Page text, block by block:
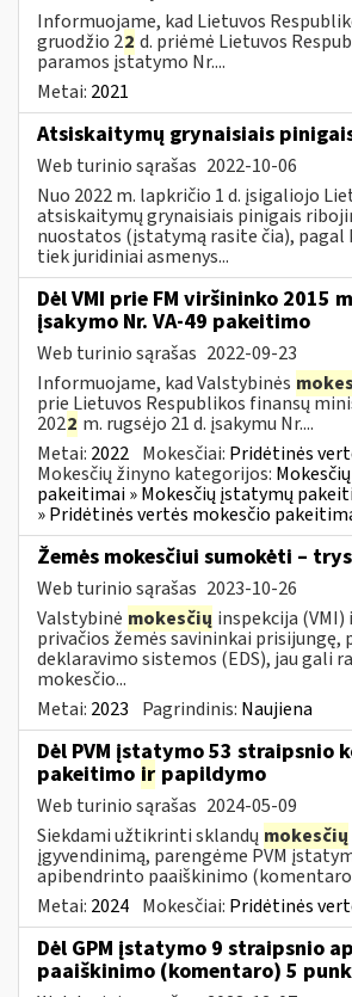
Informuojame, kad Lietuvos
gruodžio 22 d. priėmė Lietuvos
paramos įstatymo Nr....
Metai: 2021
Atsiskaitymų grynaisiais
Web turinio sąrašas 2022-10-06
Nuo 2022 m. lapkričio 1 d. įsigaliojo
atsiskaitymų grynaisiais pinigais
nuostatos (įstatymą rasite čia), pagal
tiek juridiniai asmenys...
Dėl VMI prie FM viršininko 2015
įsakymo Nr. VA-49 pakeitimo
Web turinio sąrašas 2022-09-23
Informuojame, kad Valstybinės
prie Lietuvos Respublikos finansų
2022 m. rugsėjo 21 d. įsakymu Nr....
Metai: 2022 Mokesčiai: Pridėtinės
Mokesčių žinyno kategorijos:
pakeitimai » Mokesčių įstatymų
» Pridėtinės vertės mokesčio
Žemės mokesčiui sumokėti –
Web turinio sąrašas 2023-10-26
Valstybinė mokesčių inspekcija
privačios žemės savininkai
deklaravimo sistemos (EDS), jau gali
mokesčio...
Metai: 2023 Pagrindinis: Naujiena
Dėl PVM įstatymo 53 straipsnio
pakeitimo ir papildymo
Web turinio sąrašas 2024-05-09
Siekdami užtikrinti sklandų mokesčių
įgyvendinimą, parengėme PVM
apibendrinto paaiškinimo
Metai: 2024 Mokesčiai: Pridėtinės
Dėl GPM įstatymo 9 straipsnio
paaiškinimo (komentaro) 5